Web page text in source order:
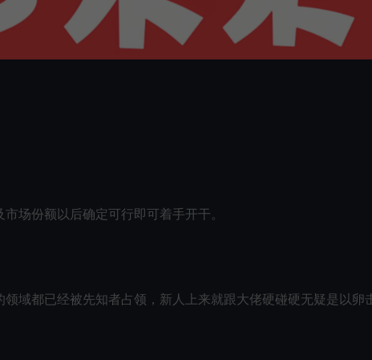
场份额以后确定可行即可着手开干。
域都已经被先知者占领，新人上来就跟大佬硬碰硬无疑是以卵